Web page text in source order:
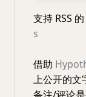
支持 RSS 的
s
借助
上公开的文